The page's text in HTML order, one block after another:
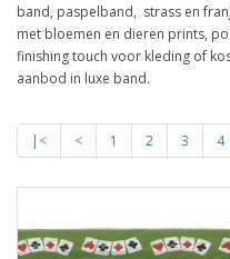
band, paspelband, strass en
met bloemen en dieren prints,
finishing touch voor kleding of
aanbod in luxe band.
|< < 1 2 3 4